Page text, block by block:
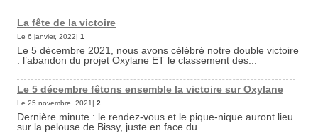
La fête de la victoire
Le 6 janvier, 2022| 1
Le 5 décembre 2021, nous avons célébré notre double victoire
: l’abandon du projet Oxylane ET le classement des...
Le 5 décembre fêtons ensemble la victoire sur Oxylane
Le 25 novembre, 2021| 2
Dernière minute : le rendez-vous et le pique-nique auront lieu
sur la pelouse de Bissy, juste en face du...